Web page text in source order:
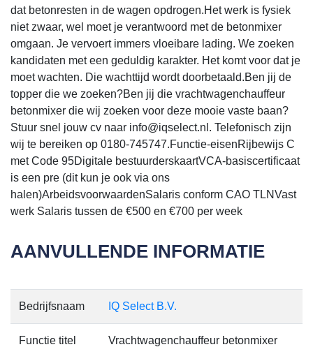
dat betonresten in de wagen opdrogen.Het werk is fysiek
niet zwaar, wel moet je verantwoord met de betonmixer
omgaan. Je vervoert immers vloeibare lading. We zoeken
kandidaten met een geduldig karakter. Het komt voor dat je
moet wachten. Die wachttijd wordt doorbetaald.Ben jij de
topper die we zoeken?Ben jij die vrachtwagenchauffeur
betonmixer die wij zoeken voor deze mooie vaste baan?
Stuur snel jouw cv naar info@iqselect.nl. Telefonisch zijn
wij te bereiken op 0180-745747.Functie-eisenRijbewijs C
met Code 95Digitale bestuurderskaartVCA-basiscertificaat
is een pre (dit kun je ook via ons
halen)ArbeidsvoorwaardenSalaris conform CAO TLNVast
werk Salaris tussen de €500 en €700 per week
AANVULLENDE INFORMATIE
Bedrijfsnaam IQ Select B.V.
Functie titel Vrachtwagenchauffeur betonmixer